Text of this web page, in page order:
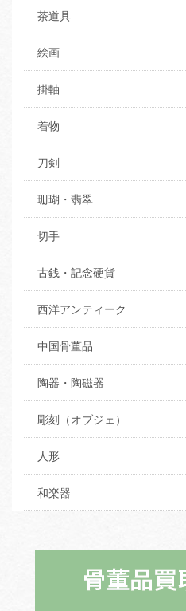
茶道具
絵画
掛軸
着物
刀剣
珊瑚・翡翠
切手
古銭・記念硬貨
西洋アンティーク
中国骨董品
陶器・陶磁器
彫刻（オブジェ）
人形
和楽器